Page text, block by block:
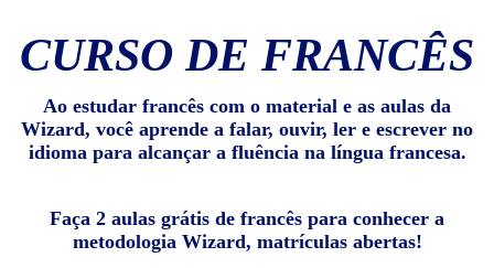
CURSO DE FRANCÊS
Ao estudar francês com o material e as aulas da
Wizard, você aprende a falar, ouvir, ler e escrever no
idioma para alcançar a fluência na língua francesa.
Faça 2 aulas grátis de francês para conhecer a
metodologia Wizard, matrículas abertas!